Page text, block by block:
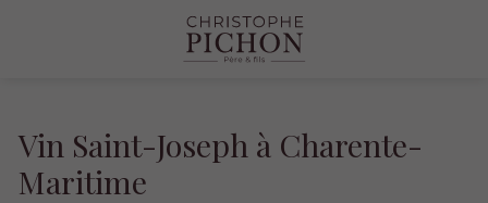
Vin Saint-Joseph à Charente-
Maritime